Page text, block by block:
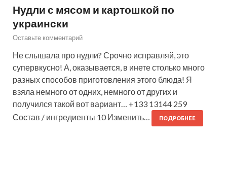
Нудли с мясом и картошкой по
украински
Оставьте комментарий
Не слышала про нудли? Срочно исправляй, это
супервкусно! А, оказывается, в инете столько много
разных способов приготовления этого блюда! Я
взяла немного от одних, немного от других и
получился такой вот вариант… +133 13144 259
Состав / ингредиенты 10 Изменить…
ПОДРОБНЕЕ